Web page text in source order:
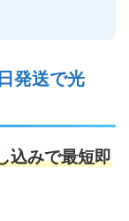
発送で光
込みで最短即